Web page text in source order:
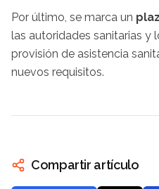
Por último, se marca un
las autoridades sanitarias y
provisión de asistencia
nuevos requisitos.
Compartir artículo